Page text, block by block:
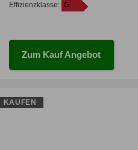
Effizienzklasse: G
Zum Kauf Angebot
KAUFEN